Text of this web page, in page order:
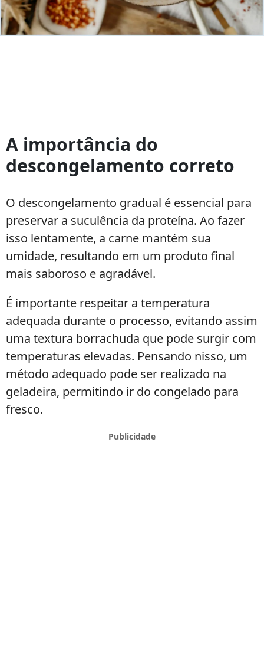
para
manter
textura
das
proteínas
congeladas
em
rápidas
A importância do
descongelamento correto
O descongelamento gradual é essencial para
preservar a suculência da proteína. Ao fazer
isso lentamente, a carne mantém sua
umidade, resultando em um produto final
mais saboroso e agradável.
É importante respeitar a temperatura
adequada durante o processo, evitando assim
uma textura borrachuda que pode surgir com
temperaturas elevadas. Pensando nisso, um
método adequado pode ser realizado na
geladeira, permitindo ir do congelado para
fresco.